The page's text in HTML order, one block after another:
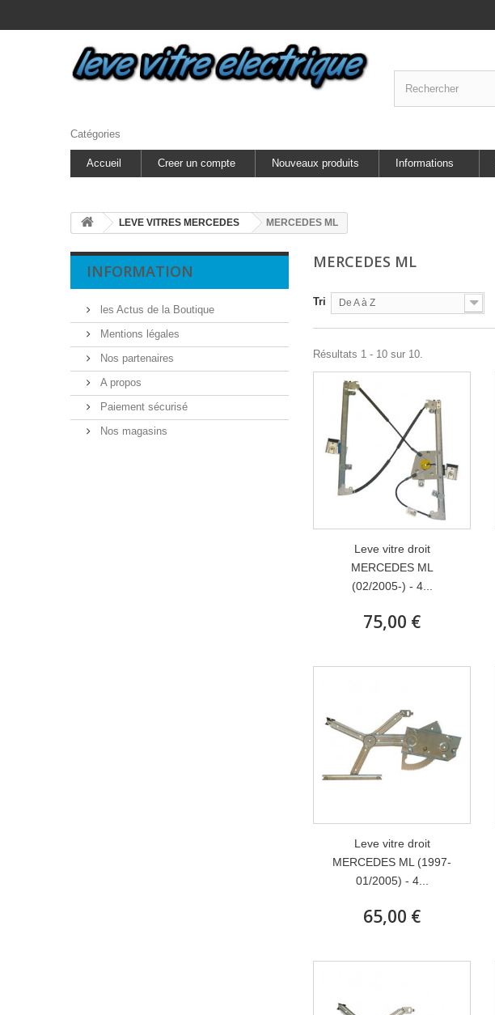
Catégories
Accueil Creer un compte Nouveaux produits Informations
LEVE VITRES MERCEDES MERCEDES ML
INFORMATION
les Actus de la Boutique
Mentions légales
Nos partenaires
A propos
Paiement sécurisé
Nos magasins
MERCEDES ML
Tri De A à Z
Résultats 1 - 10 sur 10.
Leve vitre droit
MERCEDES ML
(02/2005-) - 4...
75,00 €
Leve vitre droit
MERCEDES ML (1997-
01/2005) - 4...
65,00 €